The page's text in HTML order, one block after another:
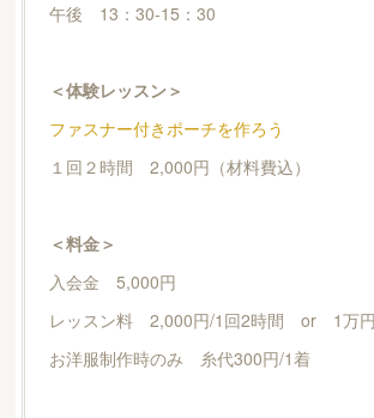
午後 13：30-15：30
＜体験レッスン＞
ファスナー付きポーチを作ろう
１回２時間 2,000円（材料費込）
＜料金＞
入会金 5,000円
レッスン料 2,000円/1回2時間 or 1万円
お洋服制作時のみ 糸代300円/1着